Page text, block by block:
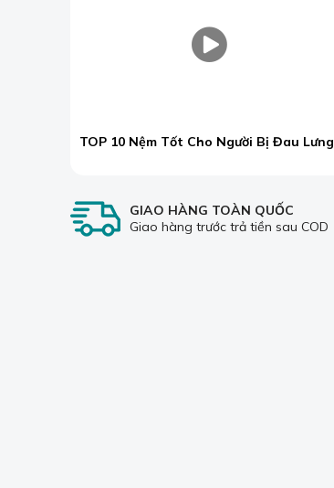
TOP 10 Nệm Tốt Cho Người Bị Đau Lưng
GIAO HÀNG TOÀN QUỐC
Giao hàng trước trả tiền sau COD